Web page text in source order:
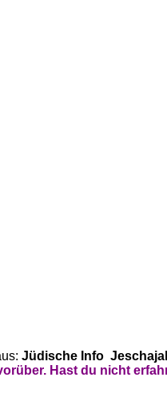
Jüdische Info
Hast du nicht